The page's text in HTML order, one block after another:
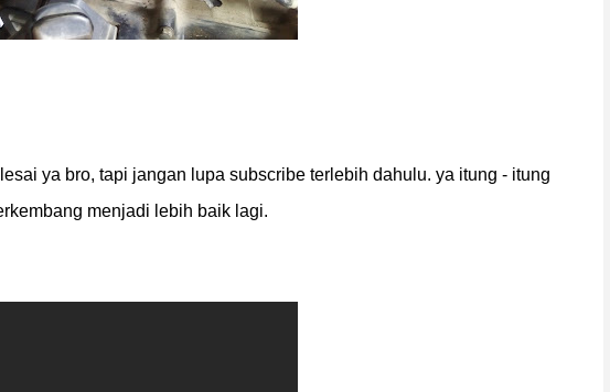
ya bro, tapi jangan lupa subscribe terlebih dahulu. ya itung - itung
menjadi lebih baik lagi.